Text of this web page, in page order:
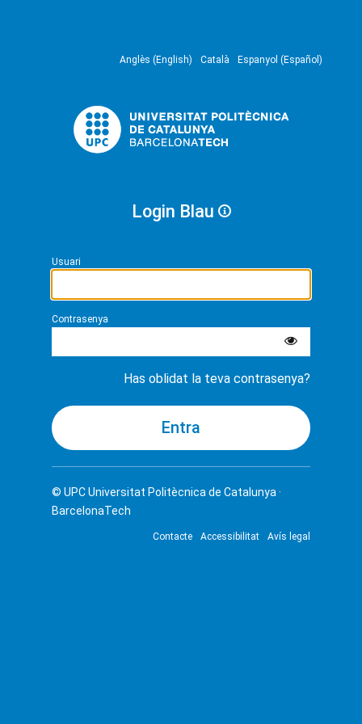
Anglès (English) Català Espanyol (Español)
Login Blau
Usuari
Contrasenya
Has oblidat la teva contrasenya?
© UPCUniversitat Politècnica de Catalunya ·
BarcelonaTech
Contacte Accessibilitat Avís legal